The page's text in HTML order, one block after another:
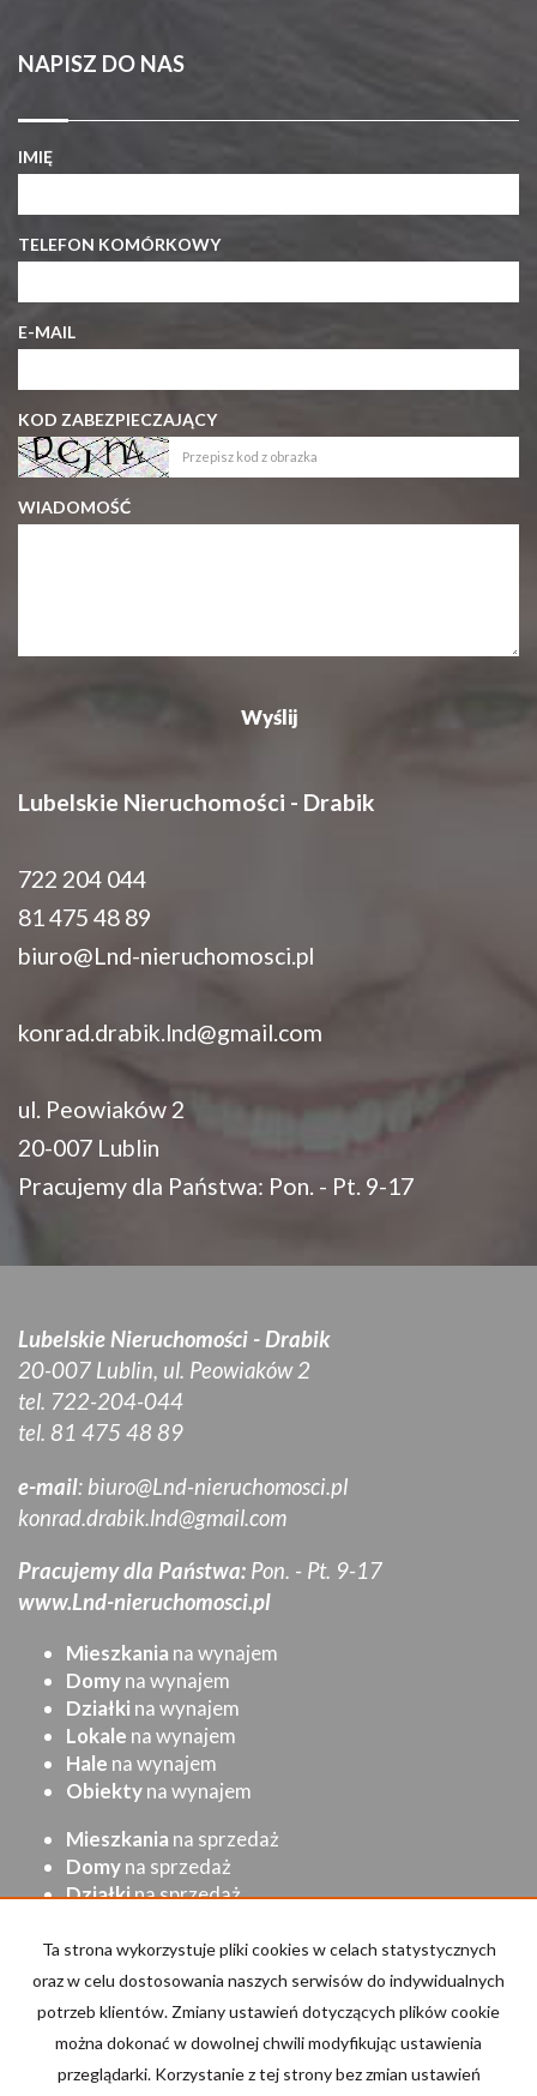
NAPISZ DO NAS
IMIĘ
TELEFON KOMÓRKOWY
E-MAIL
KOD ZABEZPIECZAJĄCY
WIADOMOŚĆ
Lubelskie Nieruchomości - Drabik
722 204 044
81 475 48 89
biuro@Lnd-nieruchomosci.pl
konrad.drabik.lnd@gmail.com
ul. Peowiaków 2
20-007 Lublin
Pracujemy dla Państwa: Pon. - Pt. 9-17
Lubelskie Nieruchomości - Drabik
20-007 Lublin, ul. Peowiaków 2
tel. 722-204-044
tel. 81 475 48 89
e-mail: biuro@Lnd-nieruchomosci.pl
konrad.drabik.lnd@gmail.com
Pracujemy dla Państwa: Pon. - Pt. 9-17
www.Lnd-nieruchomosci.pl
Mieszkania na wynajem
Domyna wynajem
Działki na wynajem
Lokale na wynajem
Hale na wynajem
Obiektyna wynajem
Mieszkania na sprzedaż
Domyna sprzedaż
Działkina sprzedaż
Halena sprzedaż
Obiektyna sprzedaż
Strona główna Kup Sprzedaj/Wynajmij Kontakt
Kalkulator kosztów
Ta strona wykorzystuje pliki cookies w celach statystycznych
oraz w celu dostosowania naszych serwisów do indywidualnych
potrzeb klientów. Zmiany ustawień dotyczących plików cookie
można dokonać w dowolnej chwili modyfikując ustawienia
przeglądarki. Korzystanie z tej strony bez zmian ustawień